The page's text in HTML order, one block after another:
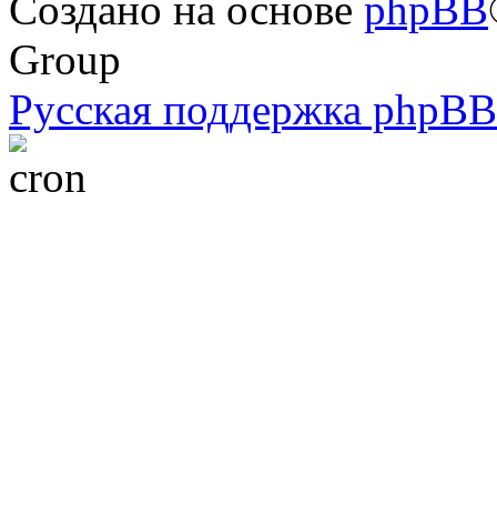
Group
Русская поддержка phpBB